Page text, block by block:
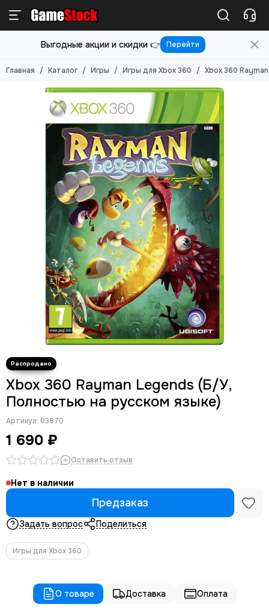
Игры
Смотреть все товары
Игры для PlayStation 5
Игры для PlayStation 3
Игры для PlayStation 2
Игры для Nintendo Switch 2
Игры для Nintendo Switch
Игры для Nintendo 3DS
Игры для Xbox ONE/SERIES S/X
Игры для Xbox Original
Игры для Xbox 360
Игры для Sony PS Vita
Игры для Sony PSP
Игры (Картриджи) для 8-бит
Игры (картриджи) для Sega Mega Drive 16-бит
Игры под VR
Выгодные акции и скидки 👉 Перейти
Главная Каталог Игры Игры для Xbox 360 Xbox 360
Xbox 360 Rayman Legends (Б/У,
Полностью на русском языке)
Артикул: 03870
1 690 ₽
Оставить отзыв
Нет в наличии
Предзаказ
Задать вопрос Поделиться
Игры для Xbox 360
О товаре Доставка Оплата